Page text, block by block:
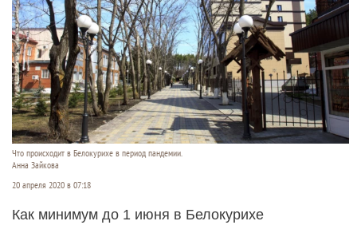
Что происходит в Белокурихе в период пандемии.
Анна Зайкова
20 апреля 2020 в 07:18
Как минимум до 1 июня в Белокурихе